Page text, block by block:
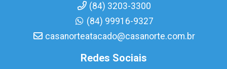
(84) 3203-3300
(84) 99916-9327
casanorteatacado@casanorte.com.br
Redes Sociais